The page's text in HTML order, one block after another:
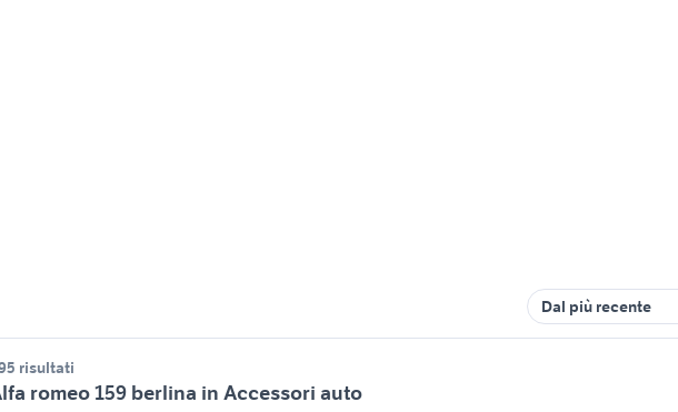
Dal più recente
risultati
romeo 159 berlina in Accessori auto